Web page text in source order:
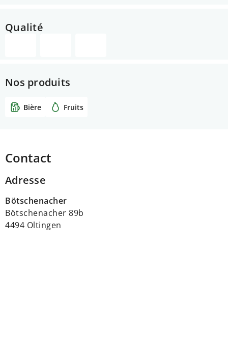
Qualité
Nos produits
Bière Fruits
Contact
Adresse
Bötschenacher
Bötschenacher 89b
4494 Oltingen